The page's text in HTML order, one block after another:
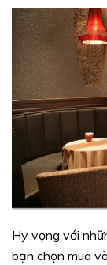
Hy vọng với
bạn chọn mua